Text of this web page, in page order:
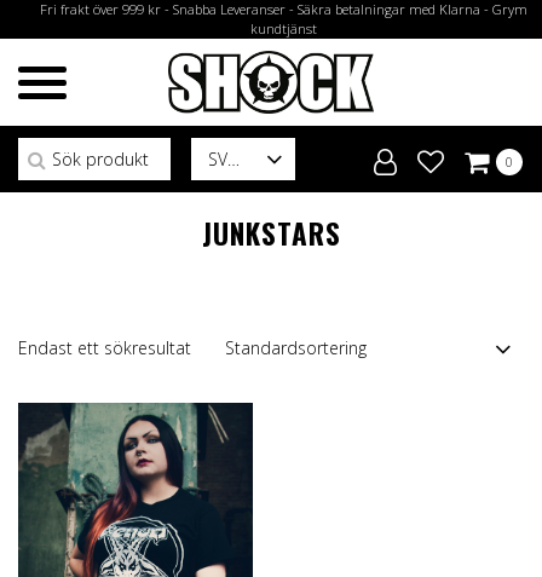
Fri frakt över 999 kr - Snabba Leveranser - Säkra betalningar med Klarna - Grym
kundtjänst
SV
Sök efter:
0
JUNKSTARS
Endast ett sökresultat